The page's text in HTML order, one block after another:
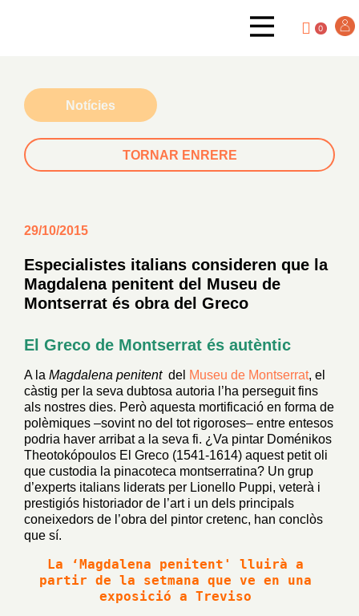
0
Notícies
TORNAR ENRERE
29/10/2015
Especialistes italians consideren que la
Magdalena penitent del Museu de
Montserrat és obra del Greco
El Greco de Montserrat és autèntic
A la Magdalena penitentdel Museu de Montserrat, el
càstig per la seva dubtosa autoria l’ha perseguit fins
als nostres dies. Però aquesta mortificació en forma de
polèmiques –sovint no del tot rigoroses– entre entesos
podria haver arribat a la seva fi. ¿Va pintar Doménikos
Theotokópoulos El Greco (1541-1614) aquest petit oli
que custodia la pinacoteca montserratina? Un grup
d’experts italians liderats per Lionello Puppi, veterà i
prestigiós historiador de l’art i un dels principals
coneixedors de l’obra del pintor cretenc, han conclòs
que sí.
La ‘Magdalena penitent' lluirà a
partir de la setmana que ve en una